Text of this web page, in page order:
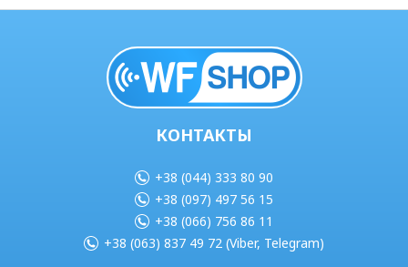
КОНТАКТЫ
+38 (044) 333 80 90
+38 (097) 497 56 15
+38 (066) 756 86 11
+38 (063) 837 49 72 (Viber, Telegram)